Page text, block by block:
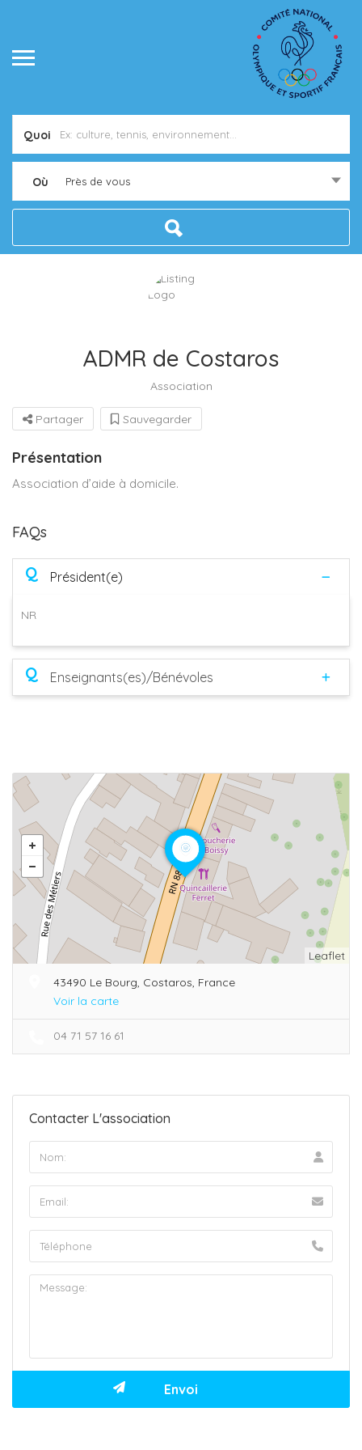
Quoi
Où Près de vous
ADMR de Costaros
Association
Partager Sauvegarder
Présentation
Association d’aide à domicile.
FAQs
Q Président(e)
NR
Q Enseignants(es)/Bénévoles
Leaflet
43490 Le Bourg, Costaros, France
Voir la carte
04 71 57 16 61
Contacter L'association